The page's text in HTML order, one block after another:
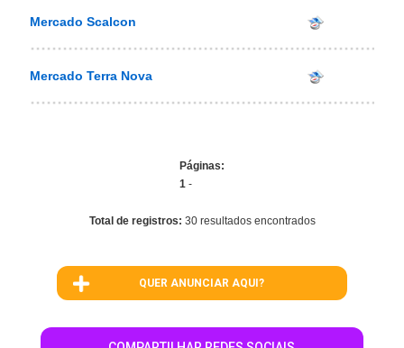
Mercado Scalcon
Mercado Terra Nova
Páginas:
1 -
Total de registros: 30 resultados encontrados
QUER ANUNCIAR AQUI?